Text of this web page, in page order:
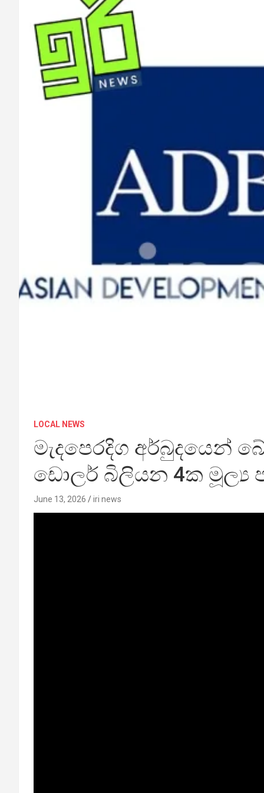
LOCAL NEWS
මැදපෙරදිග අර්බුදයෙන්
ඩොලර් බිලියන 4ක මූල්‍ය
June 13, 2026 iri news